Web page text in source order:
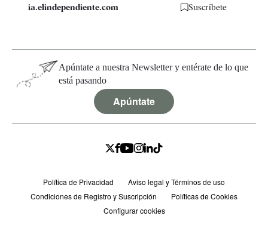
ia.elindependiente.com Suscríbete
Apúntate a nuestra Newsletter y entérate de lo que
está pasando
Apúntate
Política de Privacidad
Aviso legal y Términos de uso
Condiciones de Registro y Suscripción
Políticas de Cookies
Configurar cookies